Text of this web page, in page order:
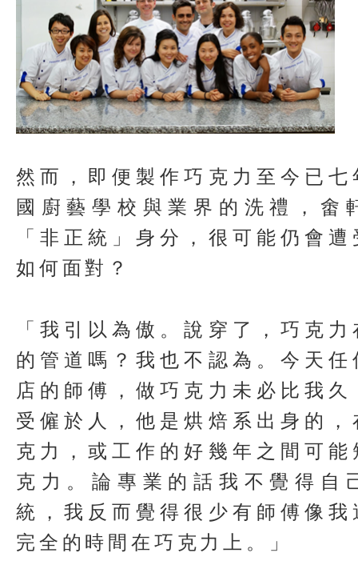
然而，即便製作巧克力至今已
國廚藝學校與業界的洗禮，畬
「非正統」身分，很可能仍會
如何面對？
「我引以為傲。說穿了，巧克
的管道嗎？我也不認為。今天
店的師傅，做巧克力未必比我
受僱於人，他是烘焙系出身的
克力，或工作的好幾年之間可
克力。論專業的話我不覺得自
統，我反而覺得很少有師傅像
完全的時間在巧克力上。」